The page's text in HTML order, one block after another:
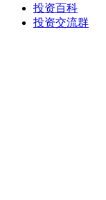
投资百科
投资交流群